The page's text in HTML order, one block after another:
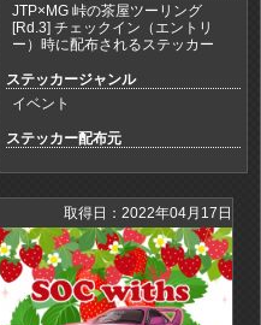
JTP×MG 峠の茶屋ツーリング
[Rd.3] チェックイン（エントリ
ー）時に配布されるステッカー
ステッカージャンル
イベント
ステッカー配布元
取得日：2022年04月17日